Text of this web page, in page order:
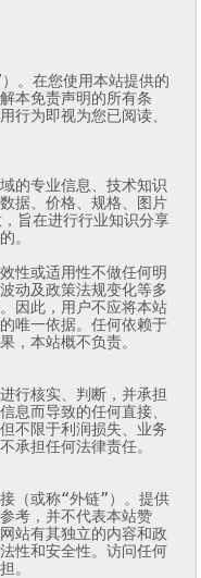
。在您使用本站提供的
本免责声明的所有条
行为即视为您已阅读、
的专业信息、技术知识
据、价格、规格、图片
旨在进行行业知识分享
。
性或适用性不做任何明
动及政策法规变化等多
因此，用户不应将本站
唯一依据。任何依赖于
，本站概不负责。
行核实、判断，并承担
息而导致的任何直接、
不限于利润损失、业务
承担任何法律责任。
（或称“外链”）。提供
考，并不代表本站赞
站有其独立的内容和政
性和安全性。访问任何
。